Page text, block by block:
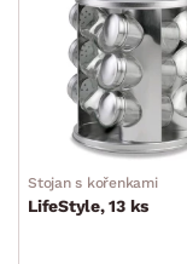
POVRCHOVÁ
MÍSTNOST
Stojan s kořenkami
LifeStyle, 13 ks